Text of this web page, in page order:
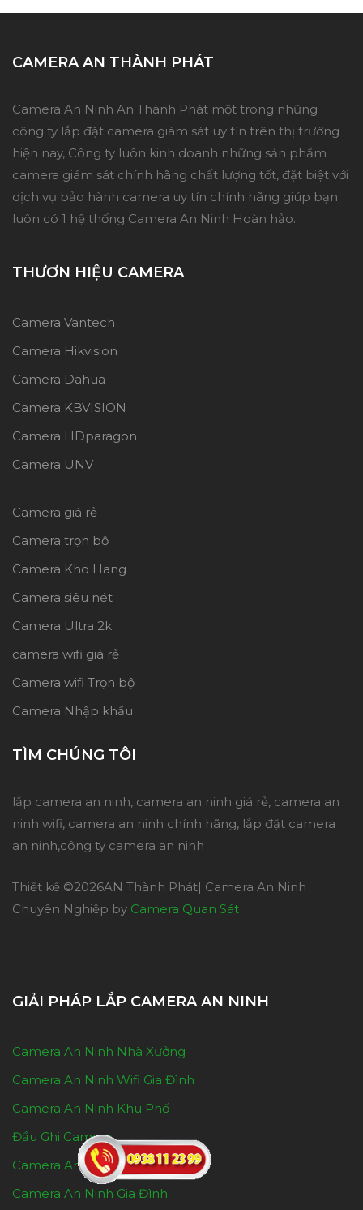
CAMERA AN THÀNH PHÁT
Camera An Ninh An Thành Phát một trong những
công ty lắp đặt camera giám sát uy tín trên thị trường
hiện nay, Công ty luôn kinh doanh những sản phẩm
camera giám sát chính hãng chất lượng tốt, đặt biệt với
dịch vụ bảo hành camera uy tín chính hãng giúp bạn
luôn có 1 hệ thống Camera An Ninh Hoàn hảo.
THƯƠN HIỆU CAMERA
Camera Vantech
Camera Hikvision
Camera Dahua
Camera KBVISION
Camera HDparagon
Camera UNV
Camera giá rẻ
Camera trọn bộ
Camera Kho Hang
Camera siêu nét
Camera Ultra 2k
camera wifi giá rẻ
Camera wifi Trọn bộ
Camera Nhập khẩu
TÌM CHÚNG TÔI
lắp camera an ninh, camera an ninh giá rẻ, camera an
ninh wifi, camera an ninh chính hãng, lắp đặt camera
an ninh,công ty camera an ninh
Thiết kế ©2026AN Thành Phát| Camera An Ninh
Chuyên Nghiệp by Camera Quan Sát
GIẢI PHÁP LẮP CAMERA AN NINH
Camera An Ninh Nhà Xưởng
Camera An Ninh Wifi Gia Đình
Camera An Ninh Khu Phố
Đầu Ghi Camera
Camera An Ninh Kho Hàng
Camera An Ninh Gia Đình